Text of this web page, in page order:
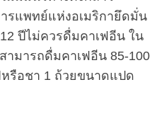
รแพทย์แห่งอเมริกายึดมั่น
ปีไม่ควรดื่มคาเฟอีน ใน
มารถดื่มคาเฟอีน 85-100
รือชา 1 ถ้วยขนาดแปด